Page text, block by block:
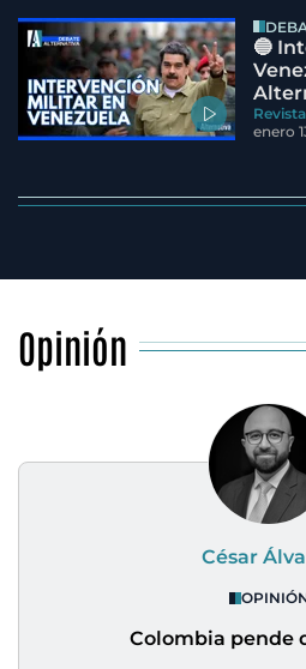
🔵
enero
Opinión
César
Colombia pende